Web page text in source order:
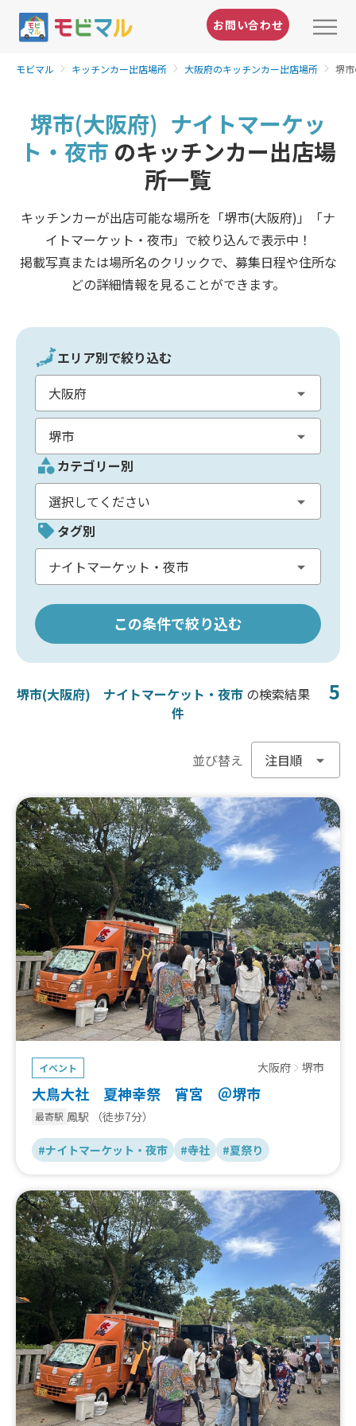
お問い合わせ
モビマル キッチンカー出店場所 大阪府のキッチンカー出店場所 堺
堺市(大阪府) ナイトマーケッ
ト・夜市 のキッチンカー出店場
所一覧
キッチンカーが出店可能な場所を「堺市(大阪府)」「ナ
イトマーケット・夜市」で絞り込んで表示中！
掲載写真または場所名のクリックで、募集日程や住所な
どの詳細情報を見ることができます。
エリア別で絞り込む
カテゴリー別
タグ別
この条件で絞り込む
堺市(大阪府) ナイトマーケット・夜市の検索結果 5
件
並び替え
イベント 大阪府 堺市
大鳥大社 夏神幸祭 宵宮 ＠堺市
最寄駅 鳳駅 （徒歩7分）
#ナイトマーケット・夜市 #寺社 #夏祭り